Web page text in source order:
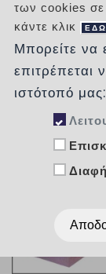
των cookies σε
κάντε κλικ
ΕΔΩ
Μπορείτε να
επιτρέπεται
ιστότοπό μας: